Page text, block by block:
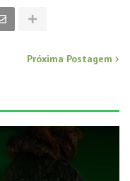
Próxima Postagem